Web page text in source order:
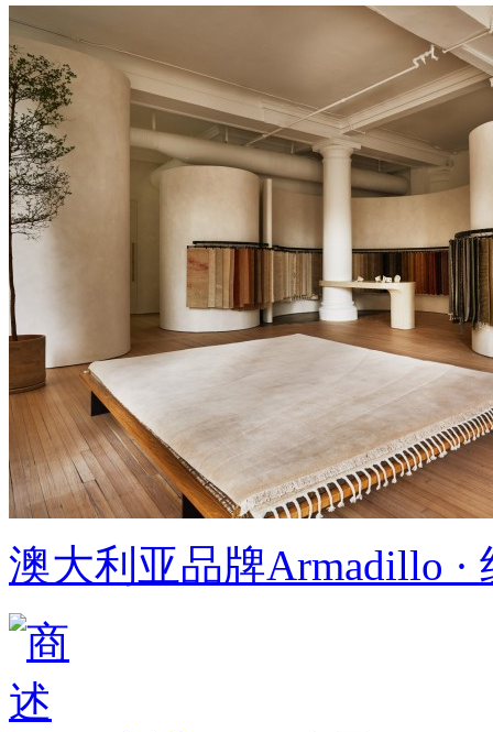
澳大利亚品牌Armadillo ·